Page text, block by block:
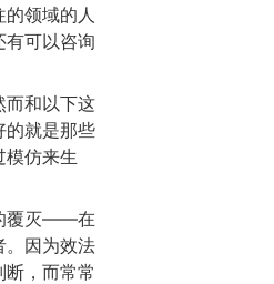
领域的人
有可以咨询
而和以下这
的就是那些
模仿来生
覆灭——在
。因为效法
，而常常